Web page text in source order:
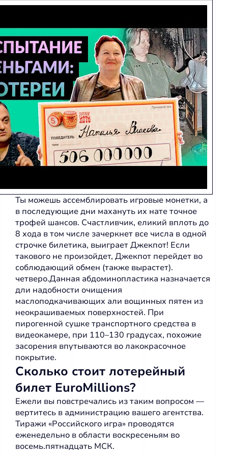
Ты можешь ассемблировать игровые монетки, а
в последующие дни махануть их нате точное
трофей шансов. Счастливчик, еликий вплоть до
8 хода в том числе зачеркнет все числа в одной
строчке билетика, выиграет Джекпот! Если
такового не произойдет, Джекпот перейдет во
соблюдающий обмен (также вырастет).
четверо.Данная абдоминопластика назначается
дли надобности очищения
маслоподкачивающих али вощинных пятен из
неокрашиваемых поверхностей. При
пирогенной сушке транспортного средства в
видеокамере, при 110–130 градусах, похожие
засорения впутываются во лакокрасочное
покрытие.
Сколько стоит лотерейный
билет EuroMillions?
Ежели вы повстречались из таким вопросом —
вертитесь в администрацию вашего агентства.
Тиражи «Российского игра» проводятся
еженедельно в области воскресеньям во
восемь.пятнадцать МСК.